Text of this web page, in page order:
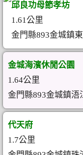
邱良功母節孝坊
1.61公里
金門縣893金城鎮
金城海濱休閒公園
1.64公里
金門縣893金城鎮浯
代天府
1.7公里